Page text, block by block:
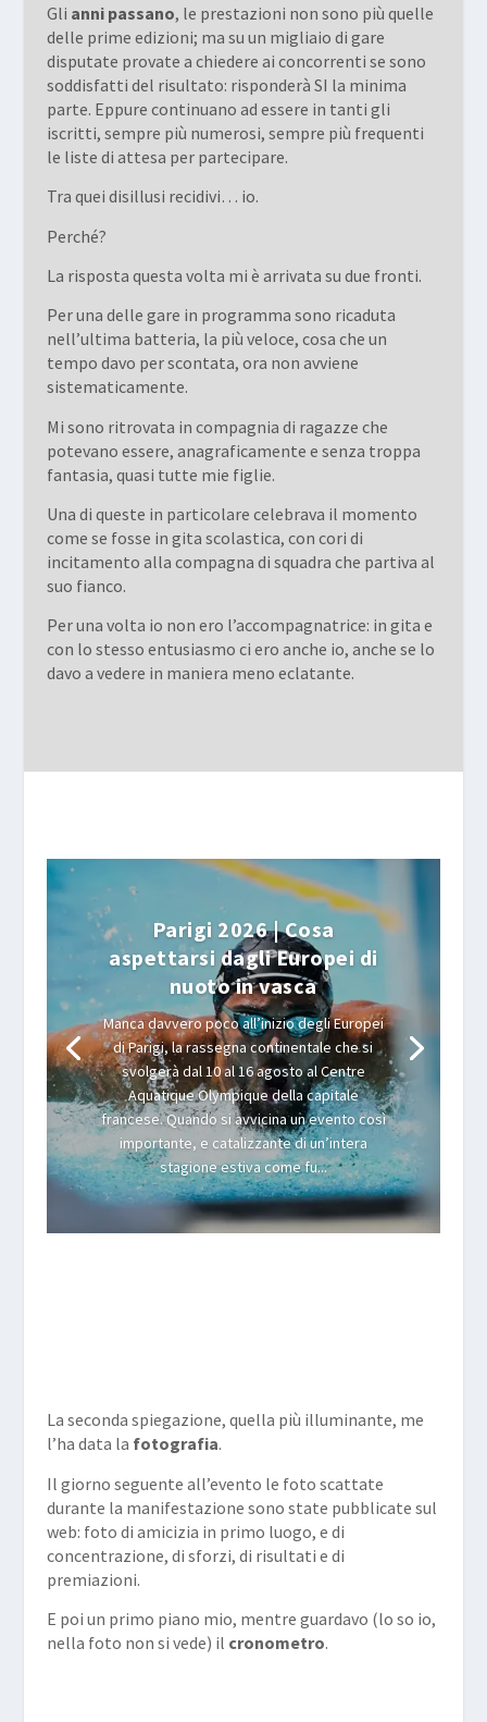
Gli anni passano, le prestazioni non sono più quelle
delle prime edizioni; ma su un migliaio di gare
disputate provate a chiedere ai concorrenti se sono
soddisfatti del risultato: risponderà SI la minima
parte. Eppure continuano ad essere in tanti gli
iscritti, sempre più numerosi, sempre più frequenti
le liste di attesa per partecipare.
Tra quei disillusi recidivi… io.
Perché?
La risposta questa volta mi è arrivata su due fronti.
Per una delle gare in programma sono ricaduta
nell’ultima batteria, la più veloce, cosa che un
tempo davo per scontata, ora non avviene
sistematicamente.
Mi sono ritrovata in compagnia di ragazze che
potevano essere, anagraficamente e senza troppa
fantasia, quasi tutte mie figlie.
Una di queste in particolare celebrava il momento
come se fosse in gita scolastica, con cori di
incitamento alla compagna di squadra che partiva al
suo fianco.
Per una volta io non ero l’accompagnatrice: in gita e
con lo stesso entusiasmo ci ero anche io, anche se lo
davo a vedere in maniera meno eclatante.
Parigi 2026 | Cosa
aspettarsi dagli Europei di
nuoto in vasca
Manca davvero poco all’inizio degli Europei
di Parigi, la rassegna continentale che si
svolgerà dal 10 al 16 agosto al Centre
Aquatique Olympique della capitale
francese. Quando si avvicina un evento così
importante, e catalizzante di un’intera
stagione estiva come fu...
La seconda spiegazione, quella più illuminante, me
l’ha data la fotografia.
Il giorno seguente all’evento le foto scattate
durante la manifestazione sono state pubblicate sul
web: foto di amicizia in primo luogo, e di
concentrazione, di sforzi, di risultati e di
premiazioni.
E poi un primo piano mio, mentre guardavo (lo so io,
nella foto non si vede) il cronometro.